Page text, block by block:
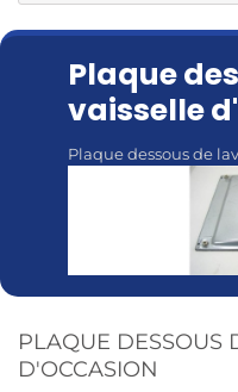
Plaque
vaisselle
Plaque dessous de
PLAQUE DESSOUS
D'OCCASION